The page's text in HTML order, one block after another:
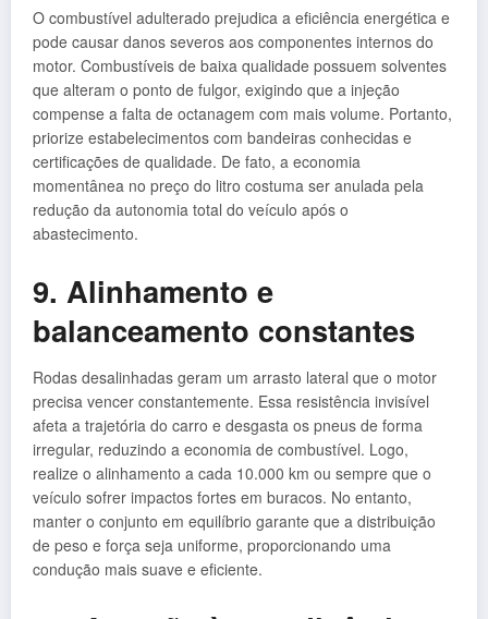
O combustível adulterado prejudica a eficiência energética e
pode causar danos severos aos componentes internos do
motor. Combustíveis de baixa qualidade possuem solventes
que alteram o ponto de fulgor, exigindo que a injeção
compense a falta de octanagem com mais volume. Portanto,
priorize estabelecimentos com bandeiras conhecidas e
certificações de qualidade. De fato, a economia
momentânea no preço do litro costuma ser anulada pela
redução da autonomia total do veículo após o
abastecimento.
9. Alinhamento e
balanceamento constantes
Rodas desalinhadas geram um arrasto lateral que o motor
precisa vencer constantemente. Essa resistência invisível
afeta a trajetória do carro e desgasta os pneus de forma
irregular, reduzindo a economia de combustível. Logo,
realize o alinhamento a cada 10.000 km ou sempre que o
veículo sofrer impactos fortes em buracos. No entanto,
manter o conjunto em equilíbrio garante que a distribuição
de peso e força seja uniforme, proporcionando uma
condução mais suave e eficiente.